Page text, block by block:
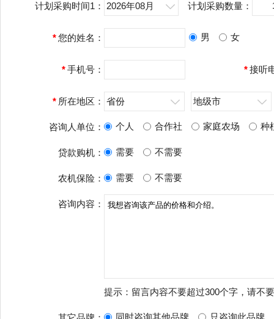
计划采购时间1： 2026年08月 计划采购数量：
*您的姓名： 男 女
*手机号： *接听
* 所在地区： 省份 地级市
咨询人单位： 个人 合作社 家庭农场 种
贷款购机： 需要 不需要
农机保险： 需要 不需要
咨询内容：
提示：留言内容不要超过300个字，请不
同时咨询其他品牌 只咨询此品牌